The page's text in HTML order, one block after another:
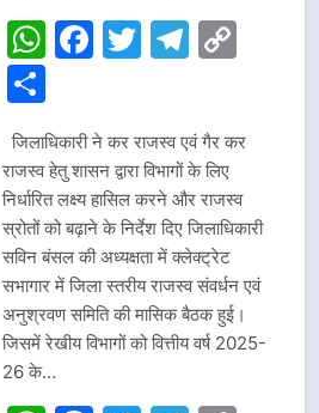
WhatsApp
Facebook
Twitter
Share
जिलाधिकारी ने कर राजस्व एवं गैर कर
राजस्व हेतु शासन द्वारा विभागों के लिए
निर्धारित लक्ष्य हासिल करने और राजस्व
स्रोतों को बढ़ाने के निर्देश दिए जिलाधिकारी
सविन बंसल की अध्यक्षता में क्लेक्ट्रेट
सभागार में जिला स्तरीय राजस्व संवर्धन एवं
अनुश्रवण समिति की मासिक बैठक हुई।
जिसमें रेखीय विभागों को वित्तीय वर्ष 2025-
26 के…